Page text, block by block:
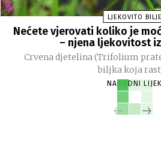
LJEKOVITO BILJE
Nećete vjerovati koliko je
– njena ljekovitost
Crvena djetelina (Trifolium
biljka koja
NARODNI LIJEK